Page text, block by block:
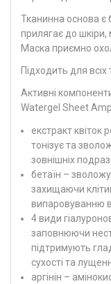
Тканинна основа є
прилягає до шкіри,
Маска приємно
Підходить для всіх
Активні
Watergel Sheet
екстракт квіток
тонізує та
зовнішніх
бетаїн –
захищаючи
випаровуванню
4 види
заповнюючи
підтримують
сухості та
аргінін –